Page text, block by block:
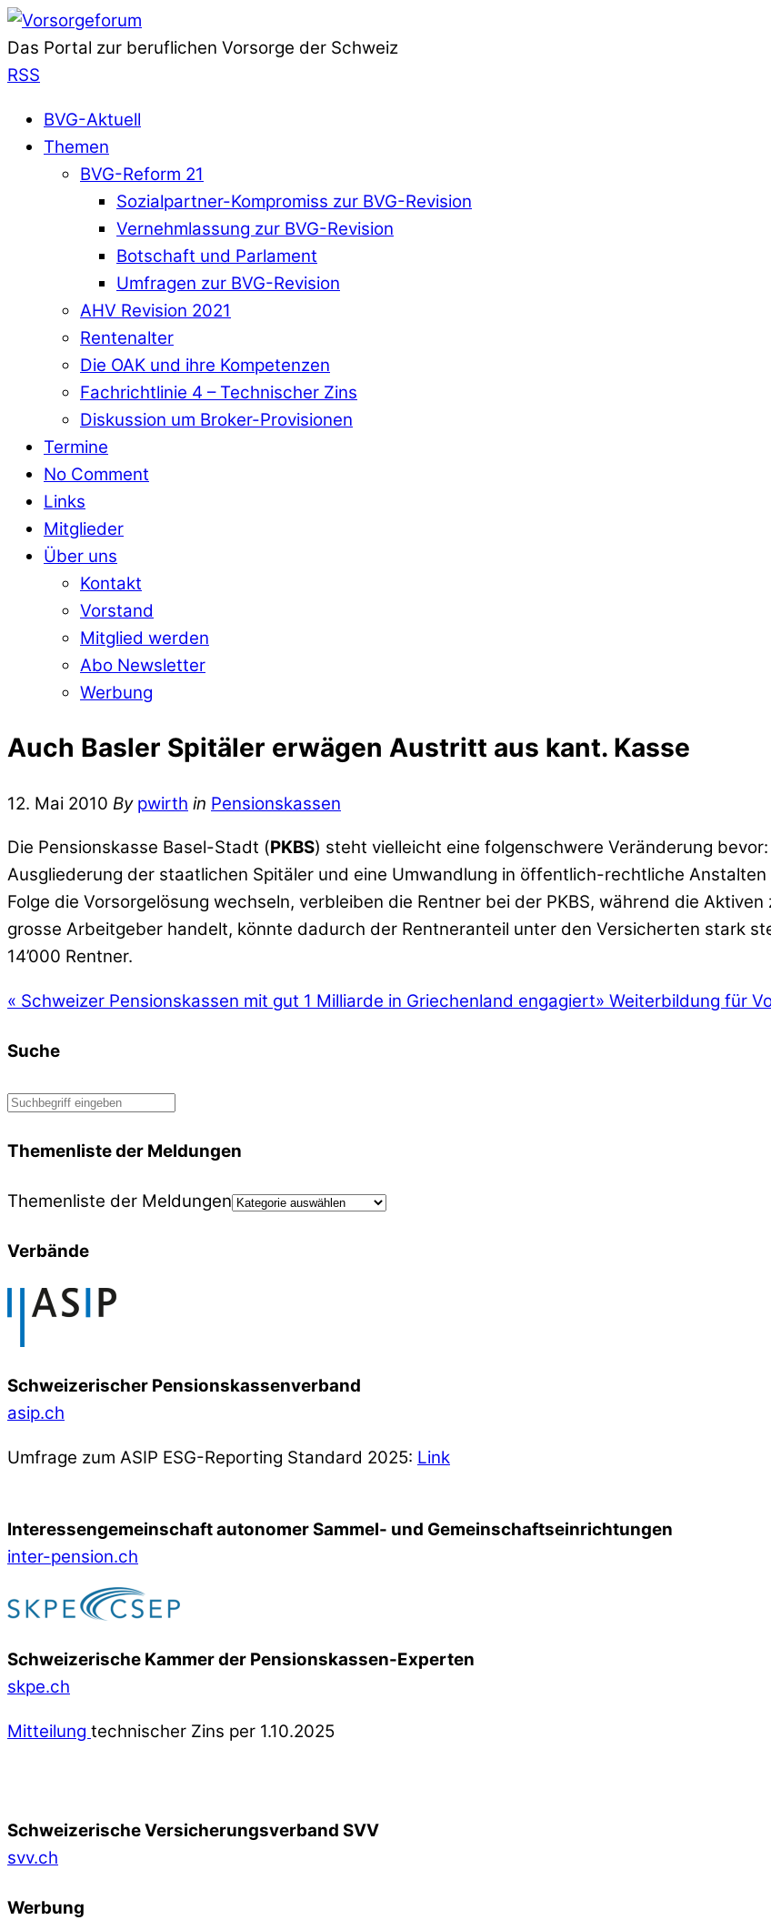
Das Portal zur beruflichen Vorsorge der Schweiz
RSS
BVG-Aktuell
Themen
BVG-Reform 21
Sozialpartner-Kompromiss zur BVG-Revision
Vernehmlassung zur BVG-Revision
Botschaft und Parlament
Umfragen zur BVG-Revision
AHV Revision 2021
Rentenalter
Die OAK und ihre Kompetenzen
Fachrichtlinie 4 – Technischer Zins
Diskussion um Broker-Provisionen
Termine
No Comment
Links
Mitglieder
Über uns
Kontakt
Vorstand
Mitglied werden
Abo Newsletter
Werbung
Auch Basler Spitäler erwägen Austritt aus kant. Kasse
12. Mai 2010 By pwirth in Pensionskassen
Die Pensionskasse Basel-Stadt (PKBS) steht vielleicht eine folgenschwere Veränderung
Ausgliederung der staatlichen Spitäler und eine Umwandlung in öffentlich-rechtliche
Folge die Vorsorgelösung wechseln, verbleiben die Rentner bei der PKBS, während die
grosse Arbeitgeber handelt, könnte dadurch der Rentneranteil unter den Versicherten stark
14’000 Rentner.
« Schweizer Pensionskassen mit gut 1 Milliarde in Griechenland engagiert» Weiterbildung für
Suche
Themenliste der Meldungen
Themenliste der Meldungen
Verbände
Schweizerischer Pensionskassenverband
asip.ch
Umfrage zum ASIP ESG-Reporting Standard 2025: Link
Interessengemeinschaft autonomer Sammel- und Gemeinschafts­einrichtungen
inter-pension.ch
Schweizerische Kammer der Pensionskassen-Experten
skpe.ch
Mitteilung technischer Zins per 1.10.2025
Schweizerische Versicherungsverband SVV
svv.ch
Werbung